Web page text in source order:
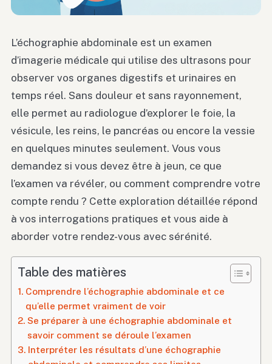
L’échographie abdominale est un examen
d’imagerie médicale qui utilise des ultrasons pour
observer vos organes digestifs et urinaires en
temps réel. Sans douleur et sans rayonnement,
elle permet au radiologue d’explorer le foie, la
vésicule, les reins, le pancréas ou encore la vessie
en quelques minutes seulement. Vous vous
demandez si vous devez être à jeun, ce que
l’examen va révéler, ou comment comprendre votre
compte rendu ? Cette exploration détaillée répond
à vos interrogations pratiques et vous aide à
aborder votre rendez-vous avec sérénité.
Table des matières
Comprendre l’échographie abdominale et ce
qu’elle permet vraiment de voir
Se préparer à une échographie abdominale et
savoir comment se déroule l’examen
Interpréter les résultats d’une échographie